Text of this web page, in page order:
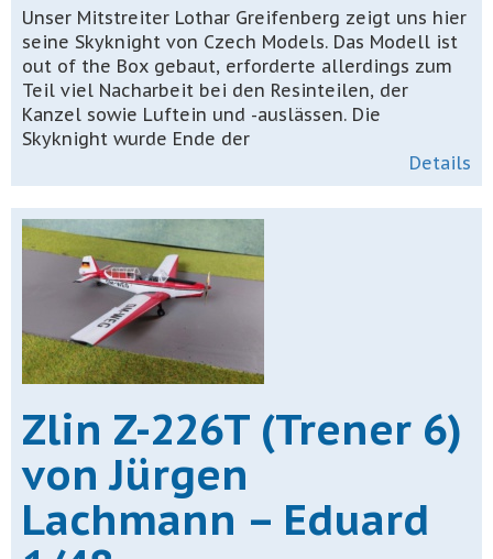
Unser Mitstreiter Lothar Greifenberg zeigt uns hier
seine Skyknight von Czech Models. Das Modell ist
out of the Box gebaut, erforderte allerdings zum
Teil viel Nacharbeit bei den Resinteilen, der
Kanzel sowie Luftein und -auslässen. Die
Skyknight wurde Ende der
Details
Zlin Z-226T (Trener 6)
von Jürgen
Lachmann – Eduard